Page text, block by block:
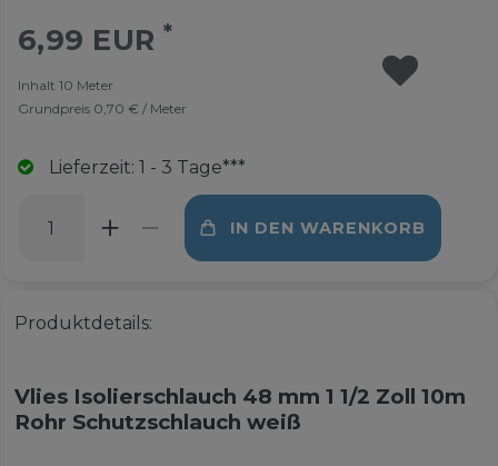
6,99 EUR*
Inhalt 10 Meter
Grundpreis 0,70 € / Meter
Lieferzeit: 1 - 3 Tage***
IN DEN WARENKORB
Produktdetails:
Vlies Isolierschlauch 48 mm 1 1/2 Zoll 10m
Rohr Schutzschlauch weiß